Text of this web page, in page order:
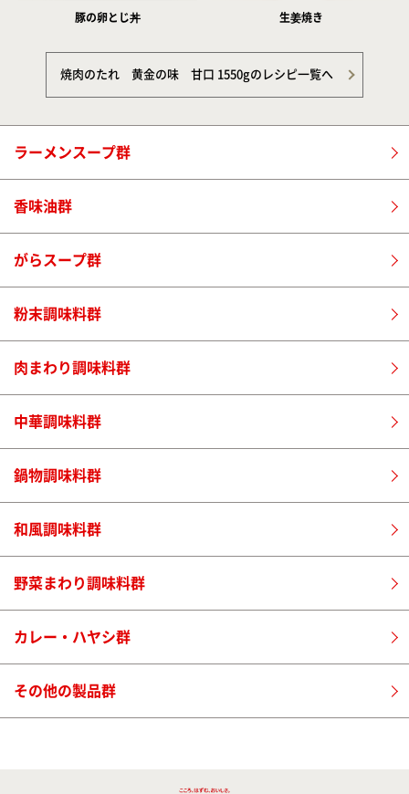
豚の卵とじ丼 生姜焼き
焼肉のたれ 黄金の味 甘口 1550gのレシピ一覧へ
ラーメンスープ群
香味油群
がらスープ群
粉末調味料群
肉まわり調味料群
中華調味料群
鍋物調味料群
和風調味料群
野菜まわり調味料群
カレー・ハヤシ群
その他の製品群